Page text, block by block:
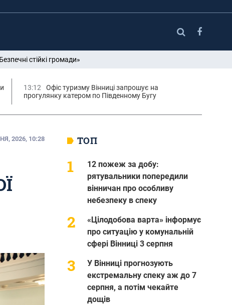
стійкі громади»
13:12
Офіс туризму Вінниці запрошує на
прогулянку катером по Південному Бугу
2026, 10:28 ТОП
12 пожеж за добу:
рятувальники попередили
вінничан про особливу
небезпеку в спеку
«Цілодобова варта» інформує
про ситуацію у комунальній
сфері Вінниці 3 серпня
У Вінниці прогнозують
екстремальну спеку аж до 7
серпня, а потім чекайте
дощів